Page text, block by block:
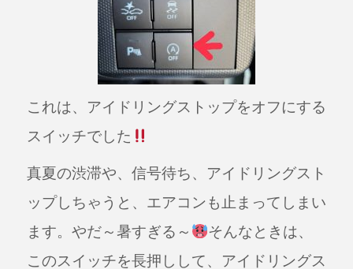
これは、アイドリングストップをオフにする
スイッチでした
真夏の渋滞や、信号待ち、アイドリングスト
ップしちゃうと、エアコンも止まってしまい
ます。やだ～暑すぎる～
そんなときは、
このスイッチを長押しして、アイドリングス